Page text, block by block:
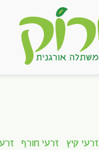
זרעי קיץ זרעי חורף